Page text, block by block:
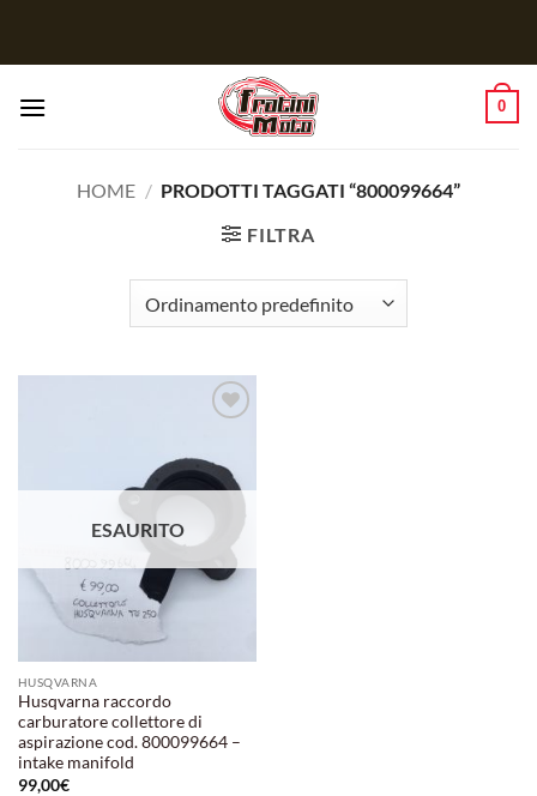
0
HOME / PRODOTTI TAGGATI “800099664”
FILTRA
dei
desideri
ESAURITO
HUSQVARNA
Husqvarna raccordo
carburatore collettore di
aspirazione cod. 800099664 –
intake manifold
99,00€